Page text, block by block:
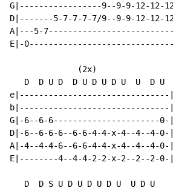
G|-----------------9--9-9-12-12-
D|-------5-7-7-7-7/9--9-9-12-12-
A|---5-
E|-
              (2x)
   D  D U D  D U D U D U  U  D U
e|-------------------------------|
b|-------------------------------|
G|-6--6-6----------------------0-|
D|-6--6-6-6--6-6-4-4-x-4--4--4-0-|
A|-4--4-4-6--6-6-4-4-x-4--4--4-0-|
E|--------4--4-4-2-2-x-2--2--2-0-|
   D  D S U D U D U D U  U D U